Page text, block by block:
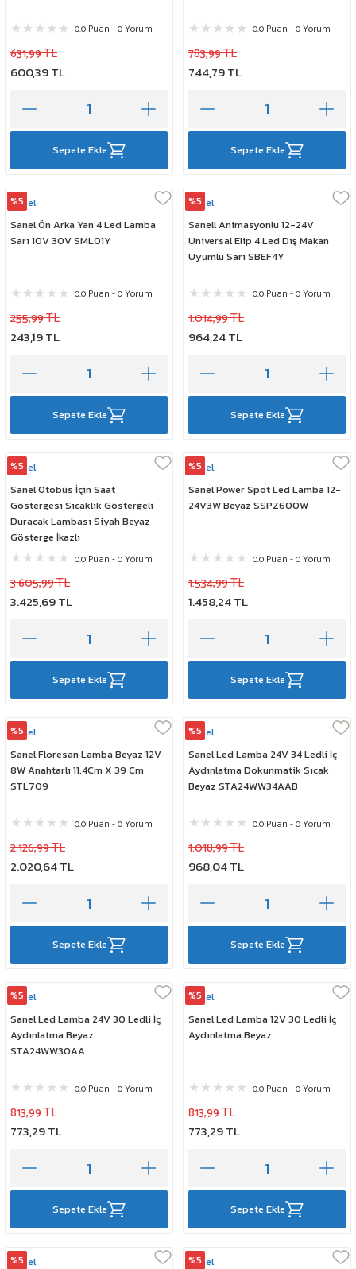
0.0 Puan - 0 Yorum
631,99 TL
600,39 TL
Sepete Ekle
0.0 Puan - 0 Yorum
783,99 TL
744,79 TL
Sepete Ekle
%5
Sanel
Sanel Ön Arka Yan 4 Led Lamba
Sarı 10V 30V SML01Y
0.0 Puan - 0 Yorum
255,99 TL
243,19 TL
Sepete Ekle
%5
Sanel
Sanell Animasyonlu 12-24V
Universal Elip 4 Led Dış Makan
Uyumlu Sarı SBEF4Y
0.0 Puan - 0 Yorum
1.014,99 TL
964,24 TL
Sepete Ekle
%5
Sanel
Sanel Otobüs İçin Saat
Göstergesi Sıcaklık Göstergeli
Duracak Lambası Siyah Beyaz
Gösterge İkazlı
0.0 Puan - 0 Yorum
3.605,99 TL
3.425,69 TL
Sepete Ekle
%5
Sanel
Sanel Power Spot Led Lamba 12-
24V3W Beyaz SSPZ600W
0.0 Puan - 0 Yorum
1.534,99 TL
1.458,24 TL
Sepete Ekle
%5
Sanel
Sanel Floresan Lamba Beyaz 12V
8W Anahtarlı 11.4Cm X 39 Cm
STL709
0.0 Puan - 0 Yorum
2.126,99 TL
2.020,64 TL
Sepete Ekle
%5
Sanel
Sanel Led Lamba 24V 34 Ledli İç
Aydınlatma Dokunmatik Sıcak
Beyaz STA24WW34AAB
0.0 Puan - 0 Yorum
1.018,99 TL
968,04 TL
Sepete Ekle
%5
Sanel
Sanel Led Lamba 24V 30 Ledli İç
Aydınlatma Beyaz
STA24WW30AA
0.0 Puan - 0 Yorum
813,99 TL
773,29 TL
Sepete Ekle
%5
Sanel
Sanel Led Lamba 12V 30 Ledli İç
Aydınlatma Beyaz
0.0 Puan - 0 Yorum
813,99 TL
773,29 TL
Sepete Ekle
%5
Sanel %5
Sanel